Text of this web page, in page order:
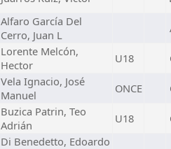
Alfaro García Del
Cerro, Juan L
Lorente Melcón,
Hector
U18
Vela Ignacio, José
Manuel
ONCE
Buzica Patrin, Teo
Adrián
U18
Di Benedetto, Edoardo